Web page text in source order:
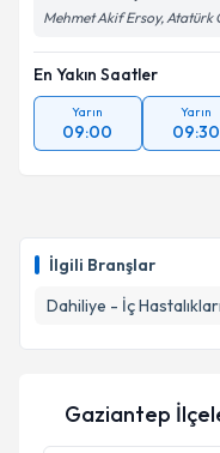
İlgili Branşlar
Dahiliye - İç Hastalıkları
Mehmet Akif Ersoy, Atatürk
En Yakın Saatler
Yarın
09:00
Yarın
09:30
Gaziantep